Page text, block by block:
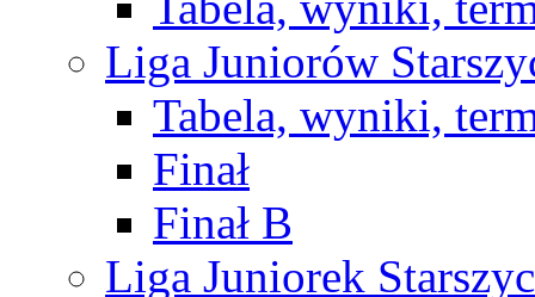
Liga Juniorów
Tabela, wyniki,
Finał
Finał B
Liga Juniorek